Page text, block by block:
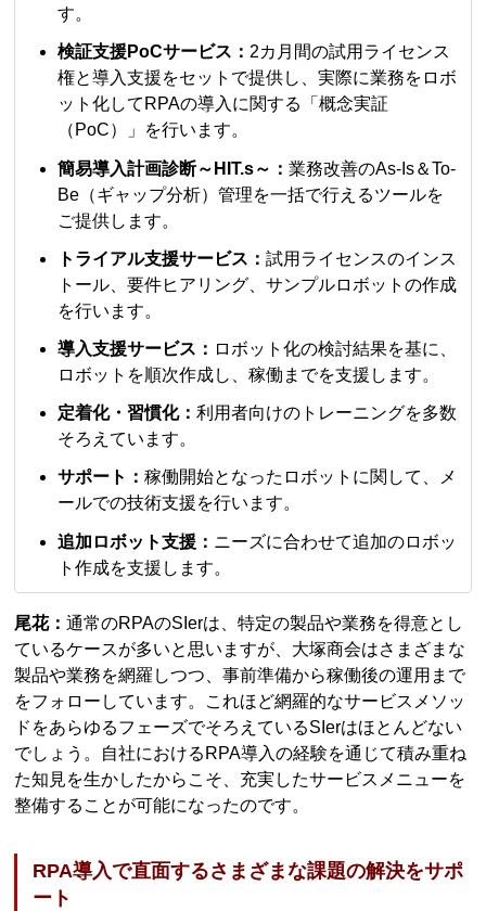
す。
検証支援PoCサービス：2カ月間の試用ライセンス
権と導入支援をセットで提供し、実際に業務をロボ
ット化してRPAの導入に関する「概念実証
（PoC）」を行います。
簡易導入計画診断～HIT.s～：業務改善のAs-Is＆To-
Be（ギャップ分析）管理を一括で行えるツールを
ご提供します。
トライアル支援サービス：試用ライセンスのインス
トール、要件ヒアリング、サンプルロボットの作成
を行います。
導入支援サービス： ロボット化の検討結果を基に、
ロボットを順次作成し、稼働までを支援します。
定着化・習慣化：利用者向けのトレーニングを多数
そろえています。
サポート：稼働開始となったロボットに関して、メ
ールでの技術支援を行います。
追加ロボット支援： ニーズに合わせて追加のロボッ
ト作成を支援します。
尾花：通常のRPAのSIerは、特定の製品や業務を得意とし
ているケースが多いと思いますが、大塚商会はさまざまな
製品や業務を網羅しつつ、事前準備から稼働後の運用まで
をフォローしています。これほど網羅的なサービスメソッ
ドをあらゆるフェーズでそろえているSIerはほとんどない
でしょう。自社におけるRPA導入の経験を通じて積み重ね
た知見を生かしたからこそ、充実したサービスメニューを
整備することが可能になったのです。
RPA導入で直面するさまざまな課題の解決をサポ
ート